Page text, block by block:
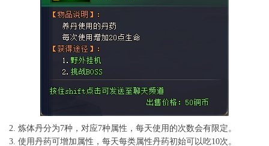
2. 炼体丹分为7种，对应7种属性，每天使用的次数会有限定。
3. 使用丹药可增加属性，每天每类属性丹药初始可以吃10次。